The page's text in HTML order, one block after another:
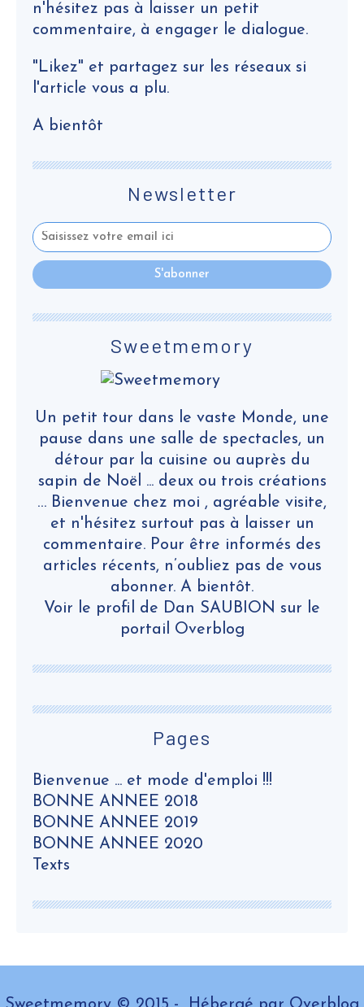
Newsletter
Pages
Bienvenue ... et mode d'emploi !!!
BONNE ANNEE 2018
BONNE ANNEE 2019
BONNE ANNEE 2020
Texts
Sweetmemory
Un petit tour dans le vaste Monde, une
pause dans une salle de spectacles, un
détour par la cuisine ou auprès du
sapin de Noël ... deux ou trois créations
… Bienvenue chez moi , agréable visite,
et n'hésitez surtout pas à laisser un
commentaire. Pour être informés des
articles récents, n’oubliez pas de vous
abonner. A bientôt.
Voir le profil de Dan SAUBION sur le
portail Overblog
n'hésitez pas à laisser un petit
commentaire, à engager le dialogue.
"Likez" et partagez sur les réseaux si
l'article vous a plu.
A bientôt